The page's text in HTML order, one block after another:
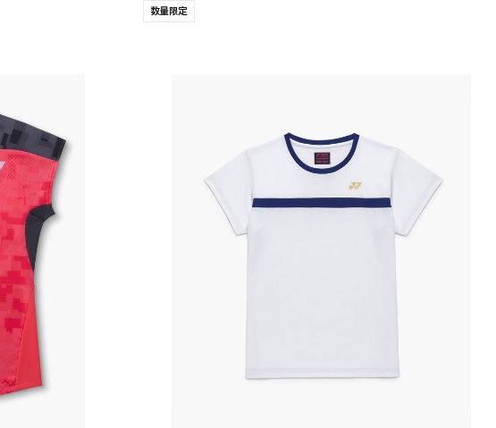
数量限定